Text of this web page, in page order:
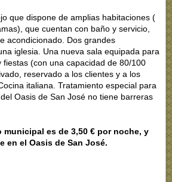
que dispone de amplias habitaciones (
que cuentan con baño y servicio,
acondicionado. Dos grandes
iglesia. Una nueva sala equipada para
fiestas (con una capacidad de 80/100
reservado a los clientes y a los
italiana. Tratamiento especial para
Oasis de San José no tiene barreras
es de 3,50 € por noche, y
en el Oasis de San José.